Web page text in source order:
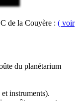
de la Couyère : ( voir
du planétarium
instruments).